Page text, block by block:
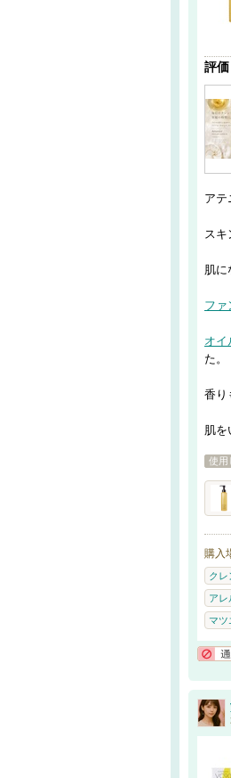
評
アテ
スキ
肌に
ファ
オイ
た。
香り
肌を
使用
購入
クレ
アレ
マツ